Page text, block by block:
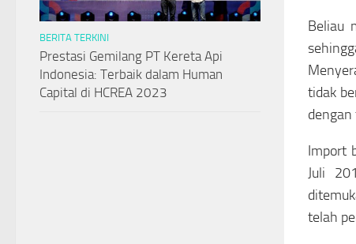
Beliau
tidak
Import
Juli
telah
BERITA TERKINI
Prestasi Gemilang PT Kereta Api
Indonesia: Terbaik dalam Human
Capital di HCREA 2023